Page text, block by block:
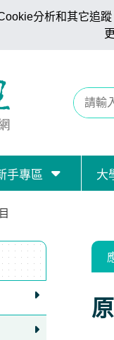
分析和其它追
手專區 大